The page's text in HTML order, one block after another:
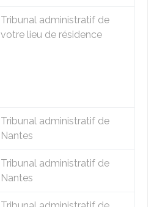
Tribunal administratif de
votre lieu de résidence
Tribunal administratif de
Nantes
Tribunal administratif de
Nantes